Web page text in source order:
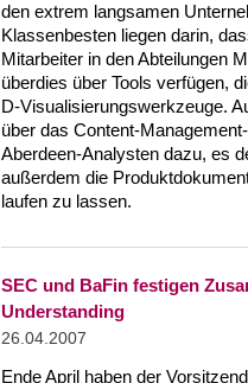
den extrem langsamen
Klassenbesten liegen darin,
Mitarbeiter in den Abteilungen
überdies über Tools verfügen,
D-Visualisierungswerkzeuge.
über das Content-
Aberdeen-Analysten dazu, es
außerdem die
laufen zu lassen.
SEC und BaFin festigen
Understanding
26.04.2007
Ende April haben der